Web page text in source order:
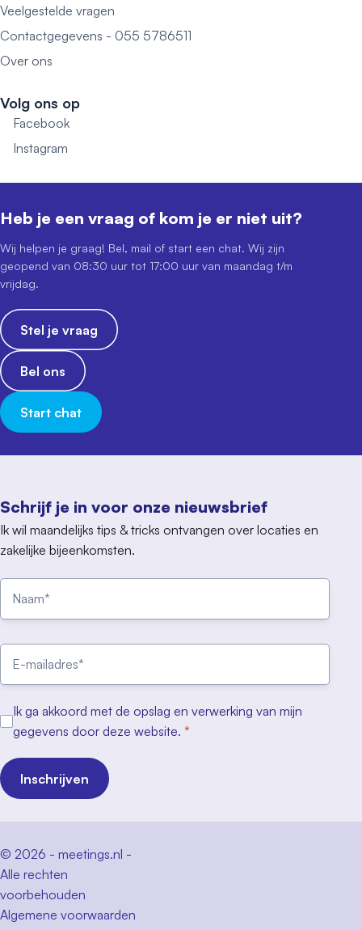
Veelgestelde vragen
Contactgegevens - 055 5786511
Over ons
Volg ons op
Facebook
Instagram
Schrijf je in voor onze nieuwsbrief
Ik wil maandelijks tips & tricks ontvangen over locaties en
zakelijke bijeenkomsten.
Ik ga akkoord met de opslag en verwerking van mijn
gegevens door deze website. *
Inschrijven
Heb je een vraag of kom je er niet uit?
Wij helpen je graag! Bel, mail of start een chat. Wij zijn
geopend van 08:30 uur tot 17:00 uur van maandag t/m
vrijdag.
Stel je vraag
Bel ons
Start chat
© 2026 - meetings.nl -
Alle rechten
voorbehouden
Algemene voorwaarden